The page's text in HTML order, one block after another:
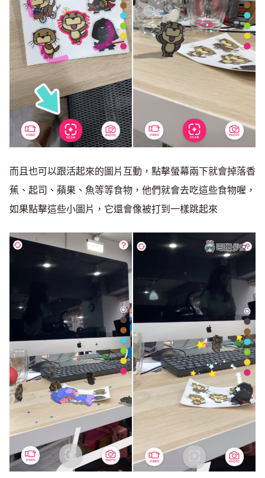
而且也可以跟活起來的圖片互動，點擊螢幕兩下就會掉落香
蕉、起司、蘋果、魚等等食物，他們就會去吃這些食物喔，
如果點擊這些小圖片，它還會像被打到一樣跳起來